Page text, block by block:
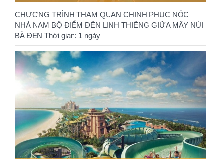
CHƯƠNG TRÌNH THAM QUAN CHINH PHỤC NÓC
NHÀ NAM BỘ ĐIỂM ĐẾN LINH THIÊNG GIỮA MÂY NÚI
BÀ ĐEN Thời gian: 1 ngày